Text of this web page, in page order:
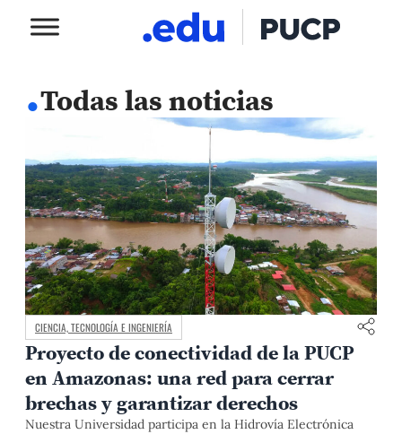
.Todas las noticias
CIENCIA, TECNOLOGÍA E INGENIERÍA
Proyecto de conectividad de la PUCP
en Amazonas: una red para cerrar
brechas y garantizar derechos
Nuestra Universidad participa en la Hidrovía Electrónica